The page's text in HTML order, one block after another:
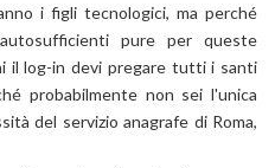
i figli tecnologici, ma perché
pure per queste
il log-in devi pregare tutti i santi
probabilmente non sei l'unica
del servizio anagrafe di Roma,